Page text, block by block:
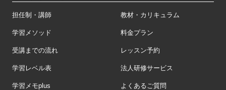
担任制・講師 教材・カリキュラム
学習メソッド 料金プラン
受講までの流れ レッスン予約
学習レベル表 法人研修サービス
学習メモplus よくあるご質問